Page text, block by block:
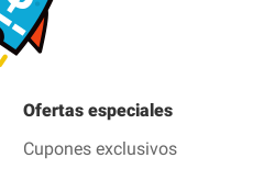
Ofertas especiales
Cupones exclusivos